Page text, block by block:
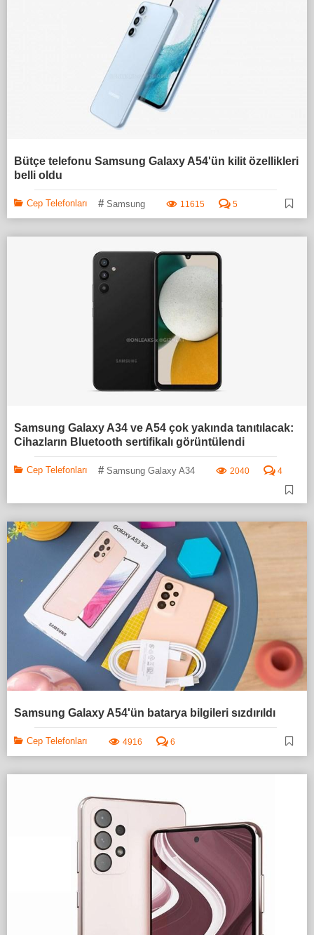
Bütçe telefonu Samsung Galaxy A54'ün kilit özellikleri
belli oldu
Cep Telefonları # Samsung 11615 5
Samsung Galaxy A34 ve A54 çok yakında tanıtılacak:
Cihazların Bluetooth sertifikalı görüntülendi
Cep Telefonları # Samsung Galaxy A34 2040 4
Samsung Galaxy A54'ün batarya bilgileri sızdırıldı
Cep Telefonları 4916 6